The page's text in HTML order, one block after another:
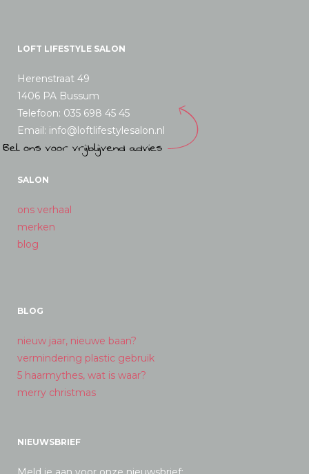
LOFT LIFESTYLE SALON
Herenstraat 49
1406 PA Bussum
Telefoon: 035 698 45 45
Email: info@loftlifestylesalon.nl
SALON
ons verhaal
merken
blog
BLOG
nieuw jaar, nieuwe baan?
vermindering plastic gebruik
5 haarmythes, wat is waar?
merry christmas
NIEUWSBRIEF